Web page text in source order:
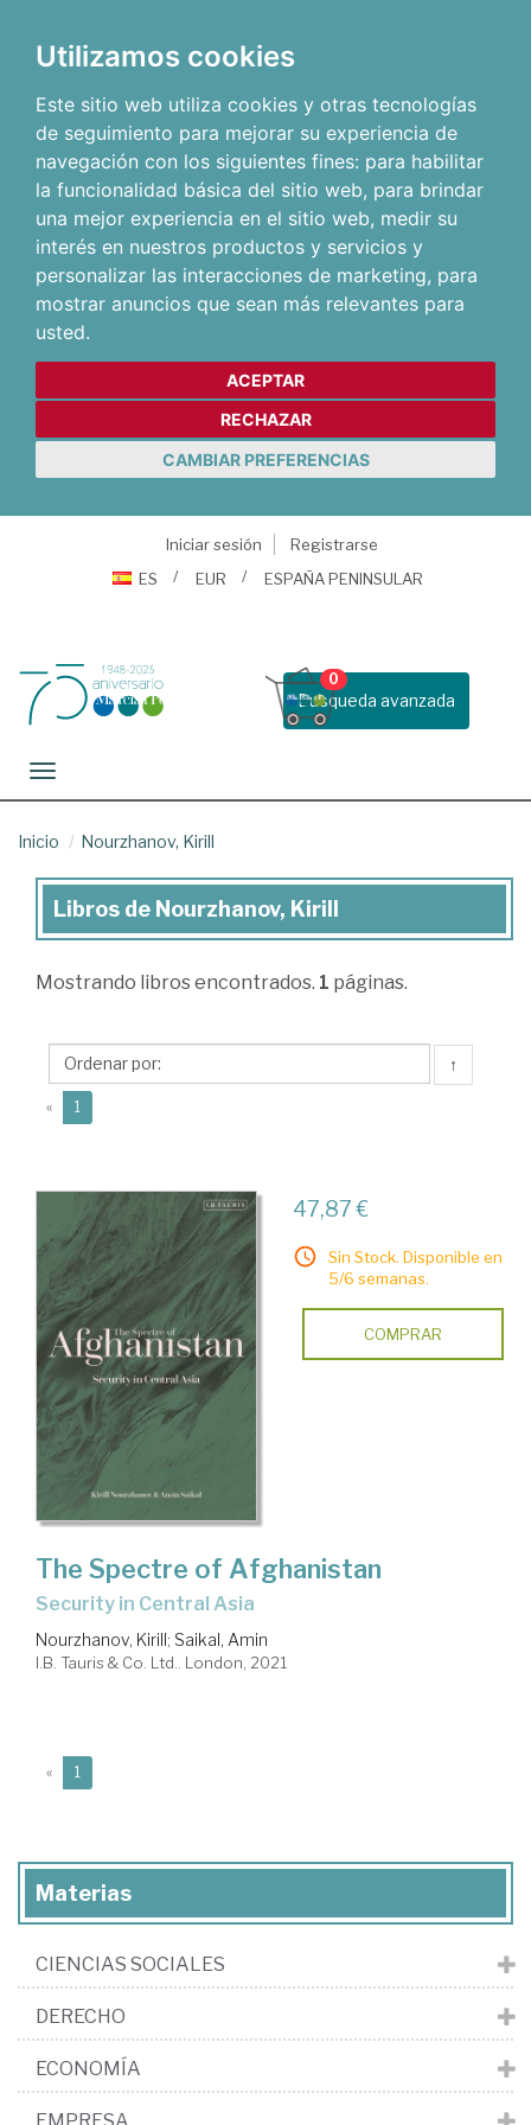
Utilizamos cookies
Este sitio web utiliza cookies y otras tecnologías
de seguimiento para mejorar su experiencia de
navegación con los siguientes fines: para habilitar
la funcionalidad básica del sitio web, para brindar
una mejor experiencia en el sitio web, medir su
interés en nuestros productos y servicios y
personalizar las interacciones de marketing, para
mostrar anuncios que sean más relevantes para
usted.
ACEPTAR
RECHAZAR
CAMBIAR PREFERENCIAS
Iniciar sesión
Registrarse
ES
EUR ESPAÑA PENINSULAR
Busqueda avanzada
0
Toggle navigation
Inicio Nourzhanov, Kirill
Libros
Nourzhanov,
Libros de Nourzhanov, Kirill
Mostrando libros encontrados. 1 páginas.
↑
« 1
47,87 €
Sin Stock. Disponible en
5/6 semanas.
COMPRAR
The Spectre of Afghanistan
security in Central Asia
Nourzhanov, Kirill; Saikal, Amin
I.B. Tauris & Co. Ltd.. London, 2021
« 1
Materias
CIENCIAS SOCIALES
DERECHO
ECONOMÍA